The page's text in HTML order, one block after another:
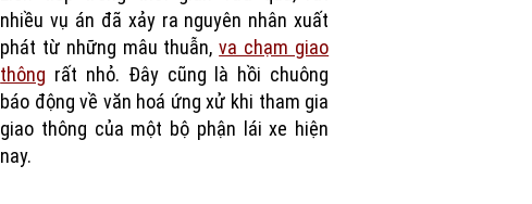
nhiều vụ án đã xảy ra nguyên nhân xuất
phát từ những mâu thuẫn,va chạm giao
thông rất nhỏ. Đây cũng là hồi chuông
báo động về văn hoá ứng xử khi tham gia
giao thông của một bộ phận lái xe hiện
nay.